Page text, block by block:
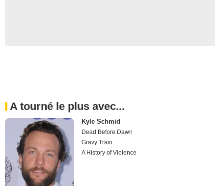
A tourné le plus avec...
Kyle Schmid
Dead Before Dawn
Gravy Train
A History of Violence